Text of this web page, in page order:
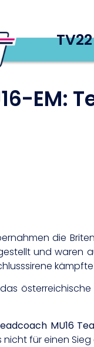
EM:
die
und waren
österreichische
MU16
nicht für einen